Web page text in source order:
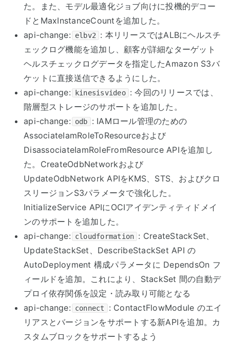
た。また、モデル最適化ジョブ向けに投機的デコー
ドとMaxInstanceCountを追加した。
api-change:
elbv2
: 本リリースではALBにヘルスチ
ェックログ機能を追加し、顧客が詳細なターゲット
ヘルスチェックログデータを指定したAmazon S3バ
ケットに直接送信できるようにした。
api-change:
kinesisvideo : 今回のリリースでは、
階層型ストレージのサポートを追加した。
api-change:
odb
: IAMロール管理のための
AssociateIamRoleToResourceおよび
DisassociateIamRoleFromResource APIを追加し
た。CreateOdbNetworkおよび
UpdateOdbNetwork APIをKMS、STS、およびクロ
スリージョンS3パラメータで強化した。
InitializeService APIにOCIアイデンティティドメイ
ンのサポートを追加した。
api-change:
cloudformation : CreateStackSet、
UpdateStackSet、DescribeStackSet API の
AutoDeployment 構成パラメータに DependsOn フ
ィールドを追加。これにより、StackSet 間の自動デ
プロイ依存関係を設定・読み取り可能となる
api-change:
connect
: ContactFlowModule のエイ
リアスとバージョンをサポートする新APIを追加。カ
スタムブロックをサポートするよう